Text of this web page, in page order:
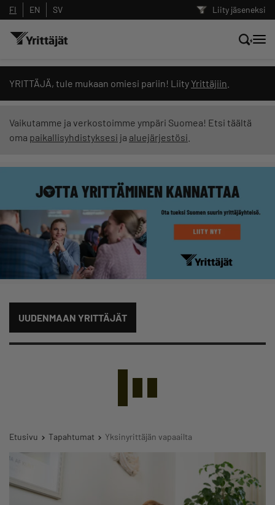
Liity jäseneksi
FI EN SV
YRITTÄJÄ, tule mukaan omiesi pariin! Liity Yrittäjiin
Vaikutamme ja verkostoimme ympäri Suomea! Etsi täältä
oma paikallisyhdistyksesi ja aluejärjestösi
UUDENMAAN YRITTÄJÄT
Etusivu Tapahtumat Yksinyrittäjän vapaailta
Hae sivustolta tai kysy suoraan
Yrittäjien tekoälyltä
Suodata hakutuloksia: näytä kaikki sisältö